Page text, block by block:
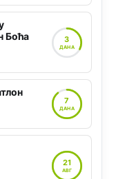
Боћа
3
ДАНА
7
ДАНА
21
АВГ